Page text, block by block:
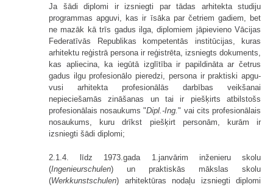
Ja šādi diplomi ir izsniegti par tādas arhitekta studiju
programmas apguvi, kas ir īsāka par četriem gadiem, bet
ne mazāk kā trīs gadus ilga, diplomiem jāpievieno Vācijas
Federatīvās Republikas kompetentās institūcijas, kuras
arhitektu reģistrā persona ir reģistrēta, izsniegts dokuments,
kas apliecina, ka iegūtā izglītība ir papildināta ar četrus
gadus ilgu profesionālo pieredzi, persona ir praktiski apgu­
vusi arhitekta profesionālās darbības veikšanai
nepieciešamās zināšanas un tai ir piešķirts atbilstošs
profesionālais nosaukums "Dipl.-Ing." vai cits profesionālais
nosaukums, kuru drīkst piešķirt personām, kurām ir
izsniegti šādi diplomi;
2.1.4. līdz 1973.gada 1.janvārim inženieru skolu
(Ingenieurschulen) un praktiskās mākslas skolu
(Werkkunstschulen) arhitektūras nodaļu izsniegti diplomi